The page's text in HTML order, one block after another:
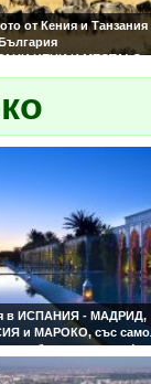
от Кения и Танзания
ЦЕНИ И МЕСТА!
обслужване на
в ИСПАНИЯ - МАДРИД,
и МАРОКО, със
на български език!
- Севиля -